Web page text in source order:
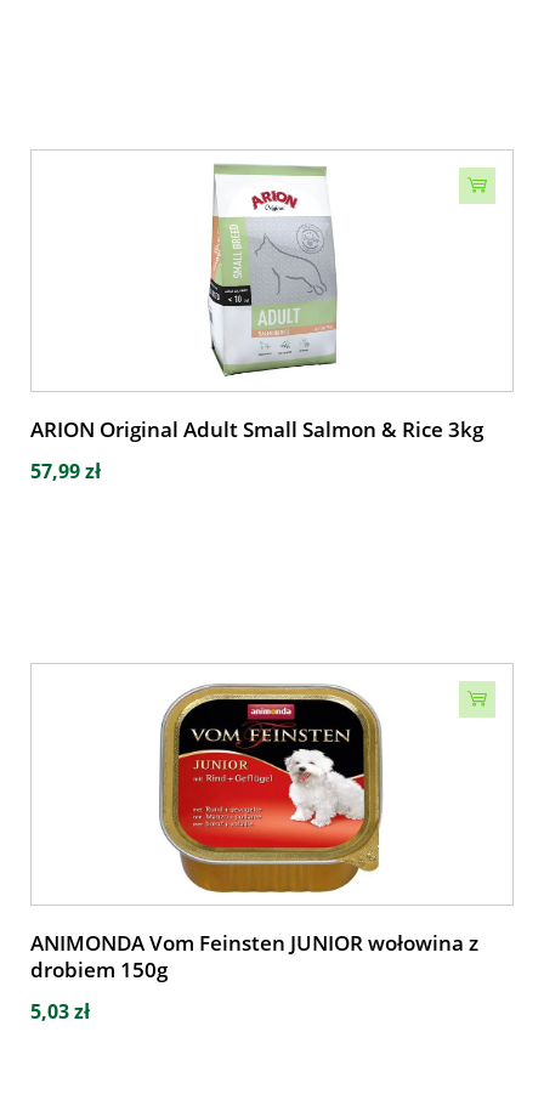
ARION Original Adult Small Salmon & Rice 3kg
57,99 zł
ANIMONDA Vom Feinsten JUNIOR wołowina z
drobiem 150g
5,03 zł